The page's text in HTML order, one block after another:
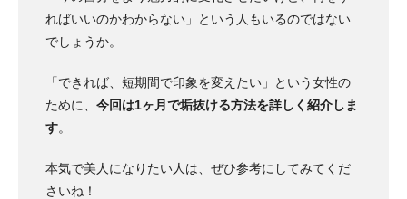
ればいいのかわからない」という人もいるのではない
でしょうか。
「できれば、短期間で印象を変えたい」という女性の
ために、 今回は1ヶ月で垢抜ける方法を詳しく紹介しま
す。
本気で美人になりたい人は、ぜひ参考にしてみてくだ
さいね！